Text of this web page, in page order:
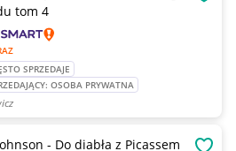
tom 4
SPRZEDAJE
OSOBA PRYWATNA
- Do diabła z Picassem